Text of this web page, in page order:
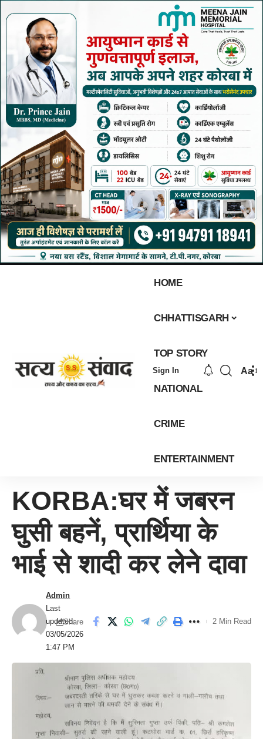
HOME
CHHATTISGARH
TOP STORY
NATIONAL
CRIME
ENTERTAINMENT
Sign In Aa
KORBA:घर में जबरन
घुसी बहनें, प्रार्थिया के
भाई से शादी कर लेने दावा
Last
updated:
03/05/2026
1:47 PM
Admin
Share 2 Min Read